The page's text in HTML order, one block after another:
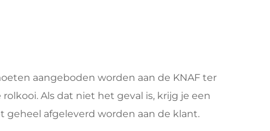
aangeboden worden aan de KNAF ter
Als dat niet het geval is, krijg je een
geheel afgeleverd worden aan de klant.